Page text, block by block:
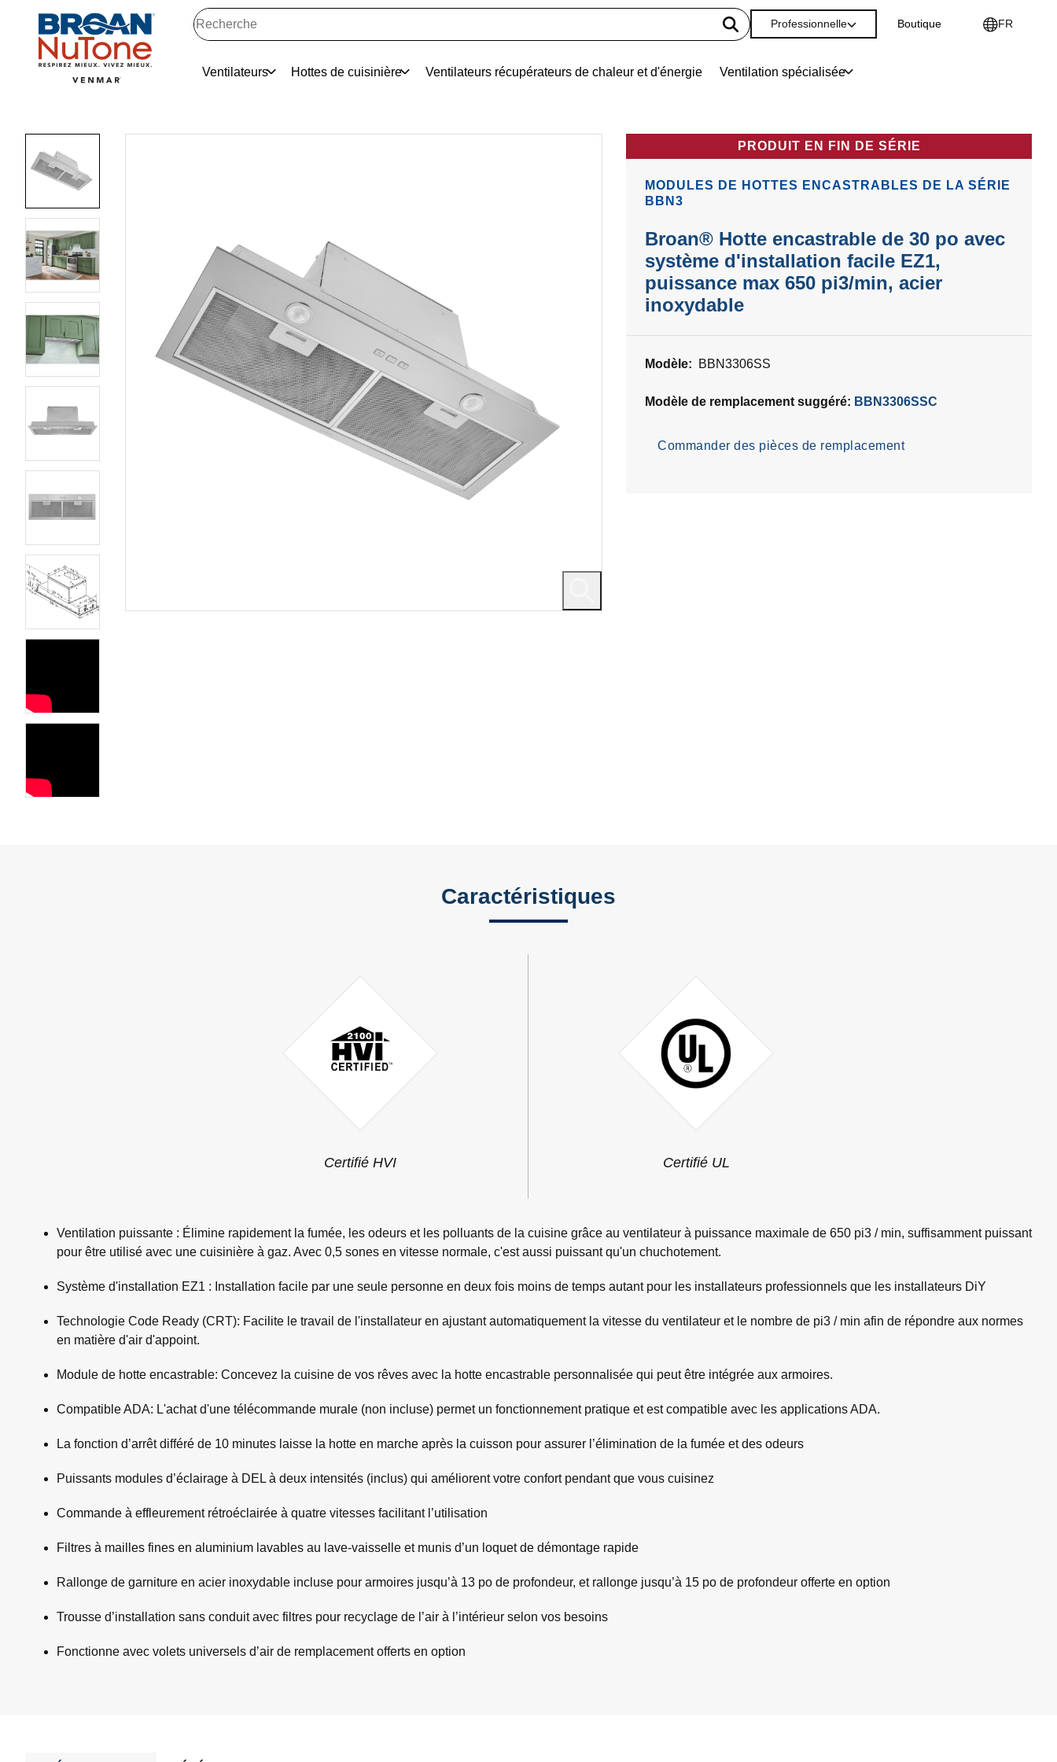
Ventilateurs Hottes de cuisinière Ventilateurs récupérateurs de chaleur et d'énergie Ventilation spécialisée
Professionnelle Boutique FR
PRODUIT EN FIN DE SÉRIE
MODULES DE HOTTES ENCASTRABLES DE LA SÉRIE
BBN3
Broan® Hotte encastrable de 30 po avec
système d'installation facile EZ1,
puissance max 650 pi3/min, acier
inoxydable
Modèle: BBN3306SS
Modèle de remplacement suggéré: BBN3306SSC
Commander des pièces de remplacement
Caractéristiques
Certifié HVI Certifié UL
Ventilation puissante : Élimine rapidement la fumée, les odeurs et les polluants de la cuisine grâce au ventilateur à puissance maximale de 650 pi3 / min, suffisamment puissant
pour être utilisé avec une cuisinière à gaz. Avec 0,5 sones en vitesse normale, c'est aussi puissant qu'un chuchotement.
Système d'installation EZ1 : Installation facile par une seule personne en deux fois moins de temps autant pour les installateurs professionnels que les installateurs DiY
Technologie Code Ready (CRT): Facilite le travail de l'installateur en ajustant automatiquement la vitesse du ventilateur et le nombre de pi3 / min afin de répondre aux normes
en matière d'air d'appoint.
Module de hotte encastrable: Concevez la cuisine de vos rêves avec la hotte encastrable personnalisée qui peut être intégrée aux armoires.
Compatible ADA: L'achat d'une télécommande murale (non incluse) permet un fonctionnement pratique et est compatible avec les applications ADA.
La fonction d’arrêt différé de 10 minutes laisse la hotte en marche après la cuisson pour assurer l’élimination de la fumée et des odeurs
Puissants modules d’éclairage à DEL à deux intensités (inclus) qui améliorent votre confort pendant que vous cuisinez
Commande à effleurement rétroéclairée à quatre vitesses facilitant l’utilisation
Filtres à mailles fines en aluminium lavables au lave-vaisselle et munis d’un loquet de démontage rapide
Rallonge de garniture en acier inoxydable incluse pour armoires jusqu’à 13 po de profondeur, et rallonge jusqu’à 15 po de profondeur offerte en option
Trousse d’installation sans conduit avec filtres pour recyclage de l’air à l’intérieur selon vos besoins
Fonctionne avec volets universels d’air de remplacement offerts en option